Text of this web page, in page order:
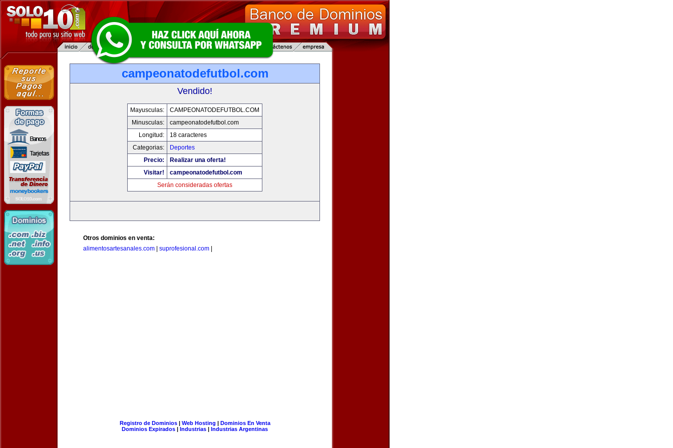
campeonatodefutbol.com
Vendido!
Mayusculas:
CAMPEONATODEFUTBOL.COM
Minusculas:
campeonatodefutbol.com
Longitud:
18 caracteres
Categorias:
Deportes
Precio:
Realizar una oferta!
Visitar!
campeonatodefutbol.com
Serán consideradas ofertas
Otros dominios en venta:
alimentosartesanales.com
suprofesional.com
Registro de Dominios| Web Hosting | Dominios En Venta
Dominios Expirados | Industrias | Industrias Argentinas